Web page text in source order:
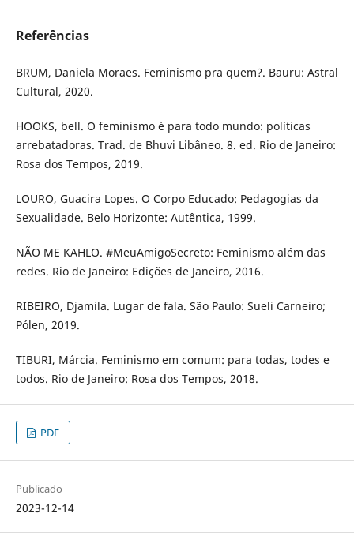
Referências
BRUM, Daniela Moraes. Feminismo pra quem?. Bauru: Astral
Cultural, 2020.
HOOKS, bell. O feminismo é para todo mundo: políticas
arrebatadoras. Trad. de Bhuvi Libâneo. 8. ed. Rio de Janeiro:
Rosa dos Tempos, 2019.
LOURO, Guacira Lopes. O Corpo Educado: Pedagogias da
Sexualidade. Belo Horizonte: Autêntica, 1999.
NÃO ME KAHLO. #MeuAmigoSecreto: Feminismo além das
redes. Rio de Janeiro: Edições de Janeiro, 2016.
RIBEIRO, Djamila. Lugar de fala. São Paulo: Sueli Carneiro;
Pólen, 2019.
TIBURI, Márcia. Feminismo em comum: para todas, todes e
todos. Rio de Janeiro: Rosa dos Tempos, 2018.
PDF
Publicado
2023-12-14